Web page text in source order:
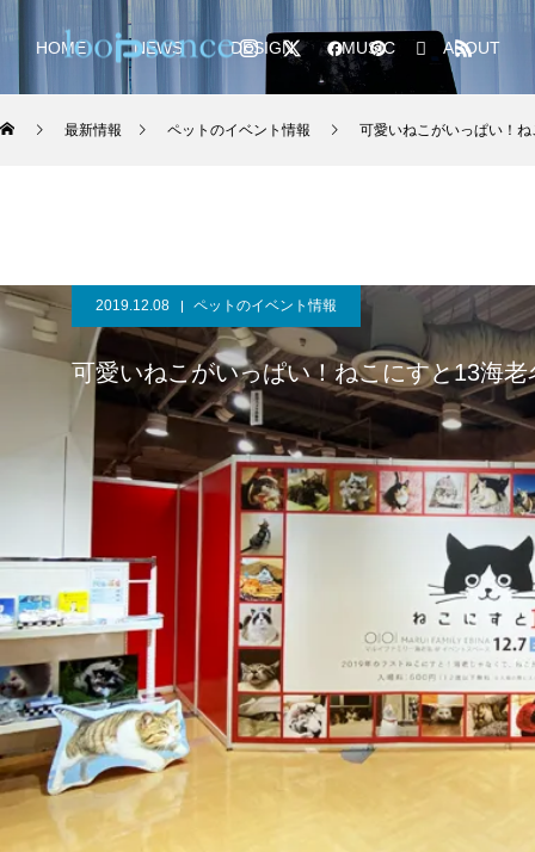
HOME NEWS DESIGN MUSIC ABOUT
最新情報 ペットのイベント情報 可愛いねこがいっぱい！
2019.12.08 ペットのイベント情報
可愛いねこがいっぱい！ねこにすと13海